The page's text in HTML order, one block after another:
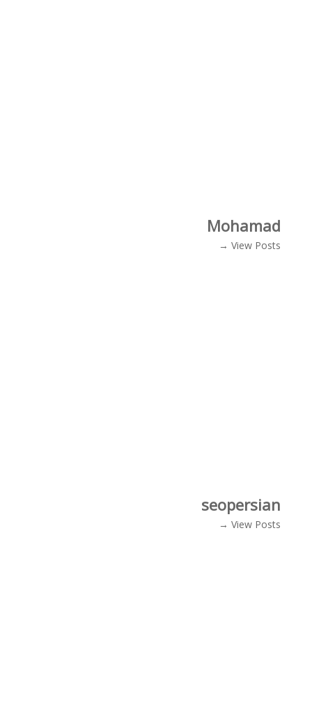
Mohamad
View Posts →
seopersian
View Posts →